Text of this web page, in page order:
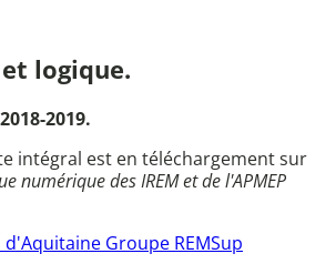
logique.
2019.
intégral est en téléchargement sur
numérique des IREM et de l'APMEP
d'Aquitaine Groupe REMSup